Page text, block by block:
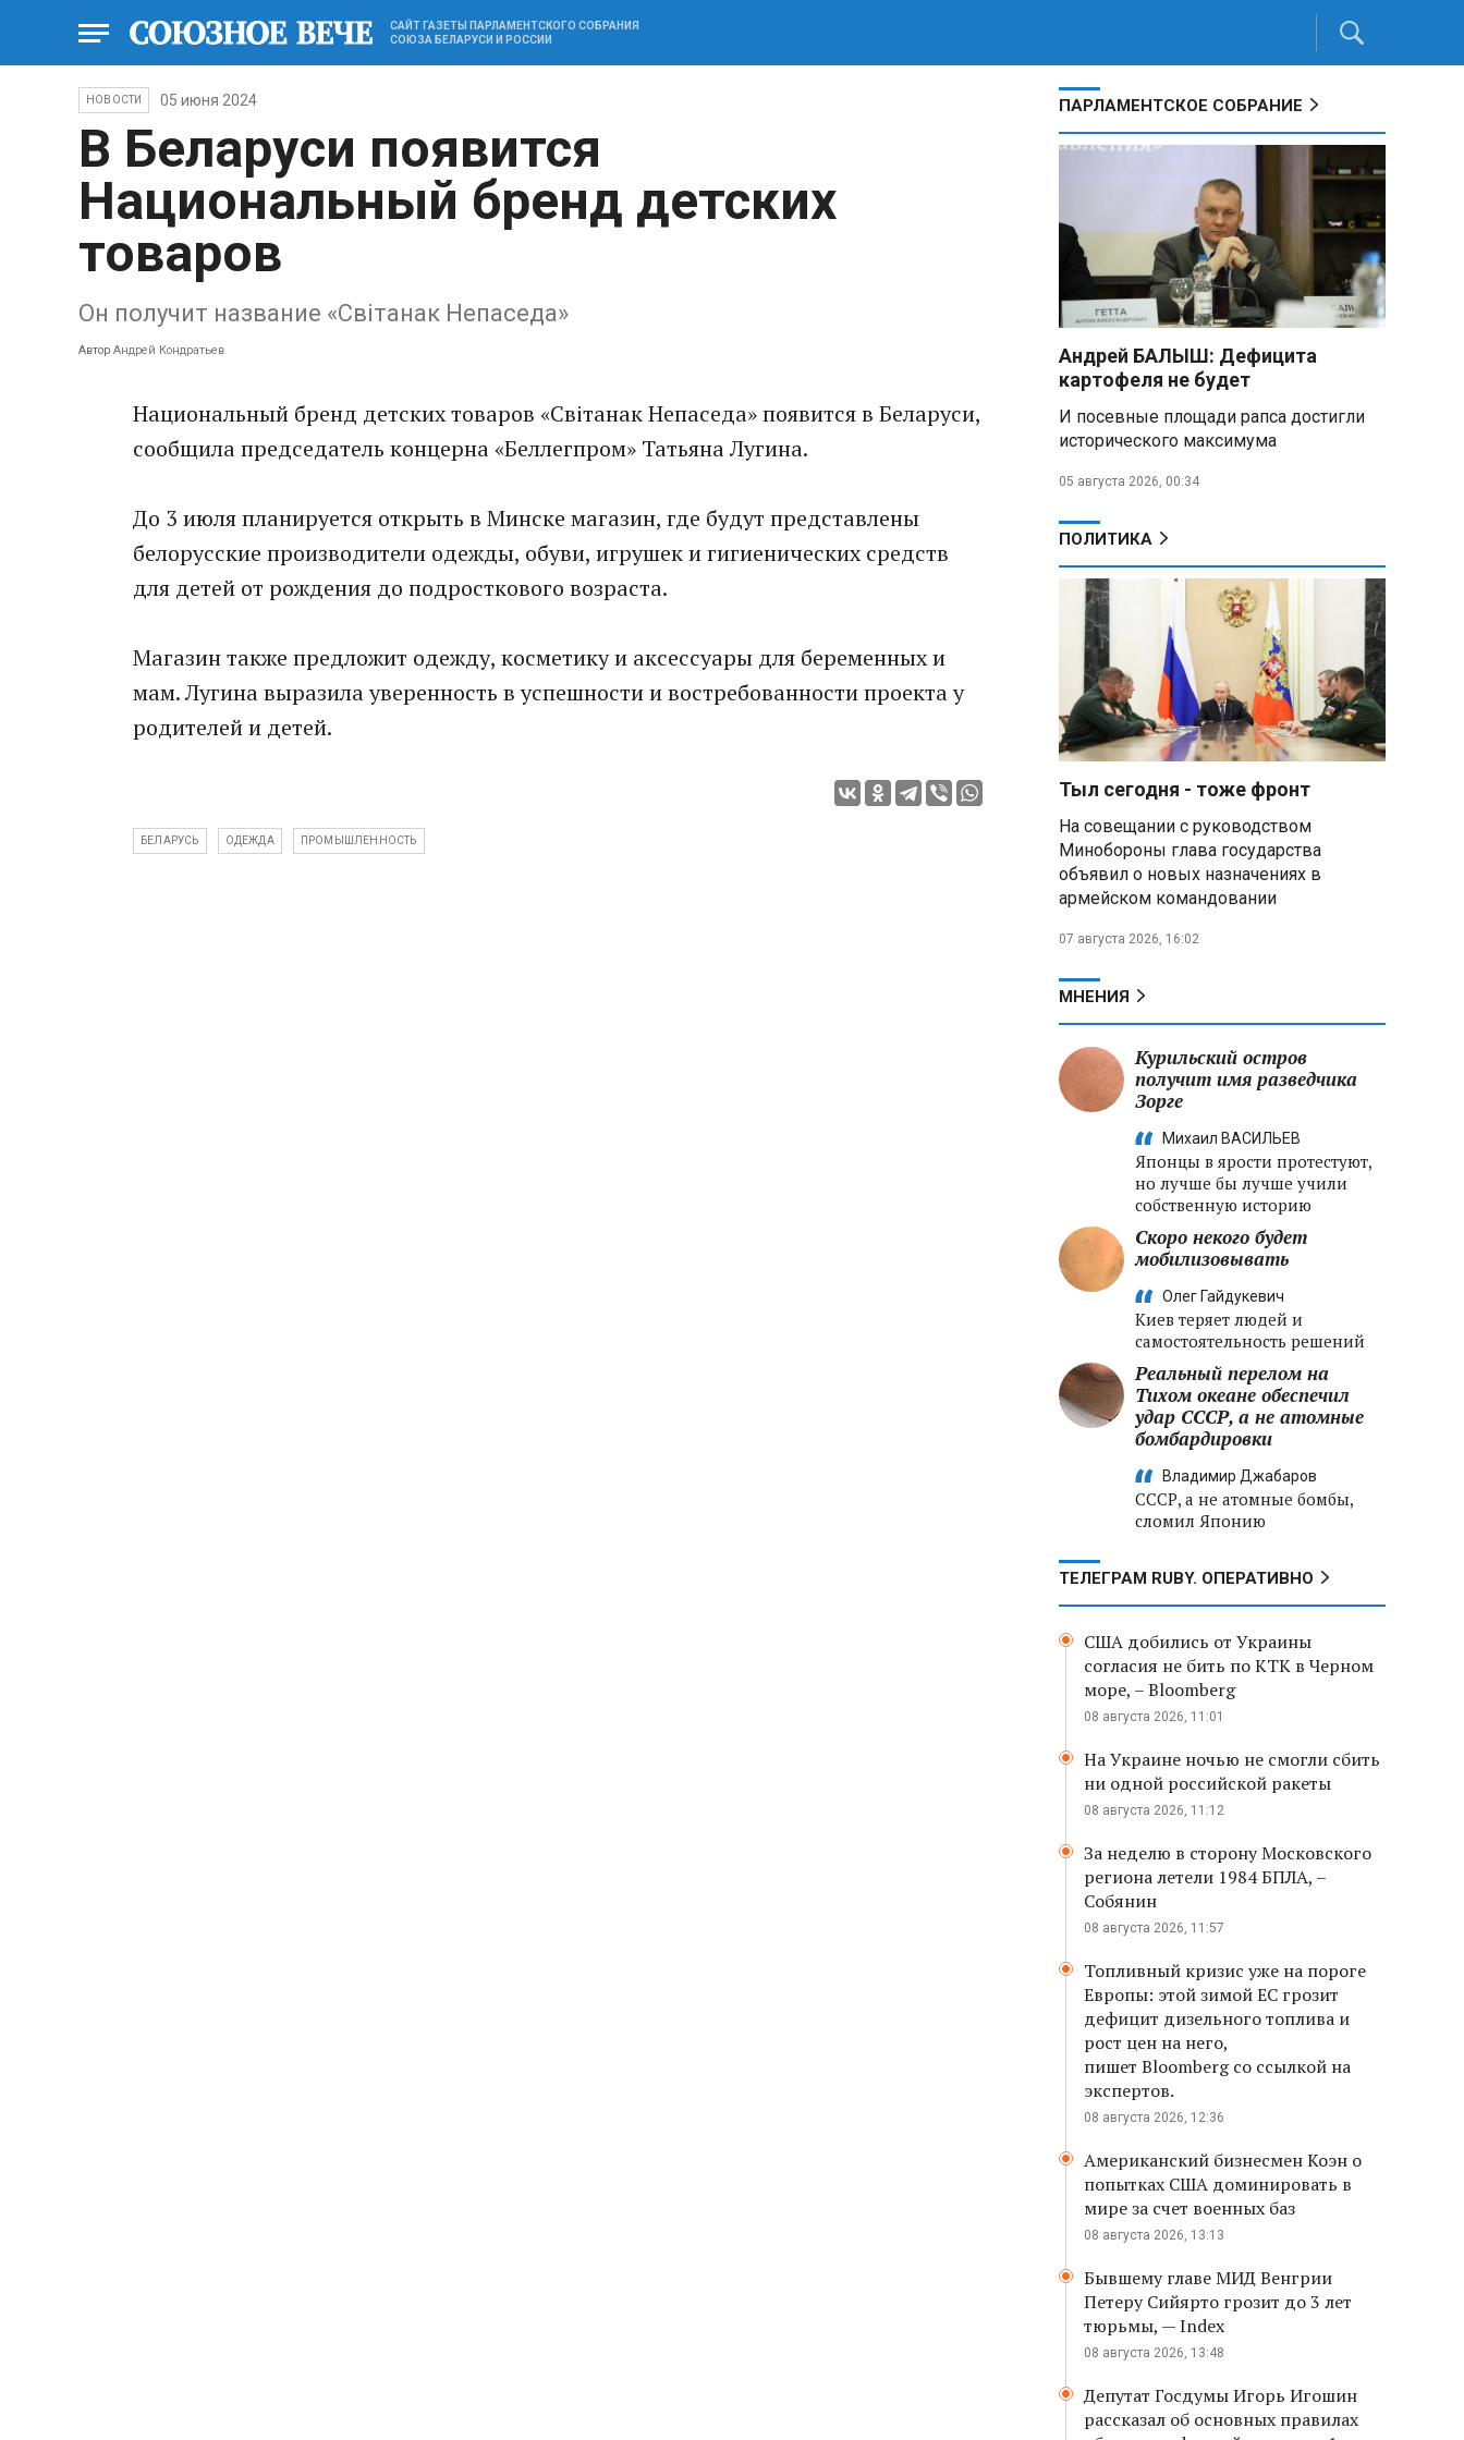
САЙТ ГАЗЕТЫ ПАРЛАМЕНТСКОГО СОБРАНИЯ
СОЮЗА БЕЛАРУСИ И РОССИИ
НОВОСТИ 05 июня 2024
В Беларуси появится
Национальный бренд детских
товаров
Он получит название «Світанак Непаседа»
Автор Андрей Кондратьев
Национальный бренд детских товаров «Світанак Непаседа» появится в Беларуси,
сообщила председатель концерна «Беллегпром» Татьяна Лугина.
До 3 июля планируется открыть в Минске магазин, где будут представлены
белорусские производители одежды, обуви, игрушек и гигиенических средств
для детей от рождения до подросткового возраста.
Магазин также предложит одежду, косметику и аксессуары для беременных и
мам. Лугина выразила уверенность в успешности и востребованности проекта у
родителей и детей.
БЕЛАРУСЬ ОДЕЖДА ПРОМЫШЛЕННОСТЬ
ПАРЛАМЕНТСКОЕ СОБРАНИЕ
Андрей БАЛЫШ: Дефицита
картофеля не будет
И посевные площади рапса достигли
исторического максимума
05 августа 2026, 00:34
ПОЛИТИКА
Тыл сегодня - тоже фронт
На совещании с руководством
Минобороны глава государства
объявил о новых назначениях в
армейском командовании
07 августа 2026, 16:02
МНЕНИЯ
Курильский остров
получит имя разведчика
Зорге
Михаил ВАСИЛЬЕВ
Японцы в ярости протестуют,
но лучше бы лучше учили
собственную историю
Скоро некого будет
мобилизовывать
Олег Гайдукевич
Киев теряет людей и
самостоятельность решений
Реальный перелом на
Тихом океане обеспечил
удар СССР, а не атомные
бомбардировки
Владимир Джабаров
СССР, а не атомные бомбы,
сломил Японию
ТЕЛЕГРАМ RUBY. ОПЕРАТИВНО
США добились от Украины
согласия не бить по КТК в Черном
море, – Bloomberg
08 августа 2026, 11:01
На Украине ночью не смогли сбить
ни одной российской ракеты
08 августа 2026, 11:12
За неделю в сторону Московского
региона летели 1984 БПЛА, –
Собянин
08 августа 2026, 11:57
Топливный кризис уже на пороге
Европы: этой зимой ЕС грозит
дефицит дизельного топлива и
рост цен на него,
пишет Bloomberg со ссылкой на
экспертов.
08 августа 2026, 12:36
Американский бизнесмен Коэн о
попытках США доминировать в
мире за счет военных баз
08 августа 2026, 13:13
Бывшему главе МИД Венгрии
Петеру Сийярто грозит до 3 лет
тюрьмы, — Index
08 августа 2026, 13:48
Депутат Госдумы Игорь Игошин
рассказал об основных правилах